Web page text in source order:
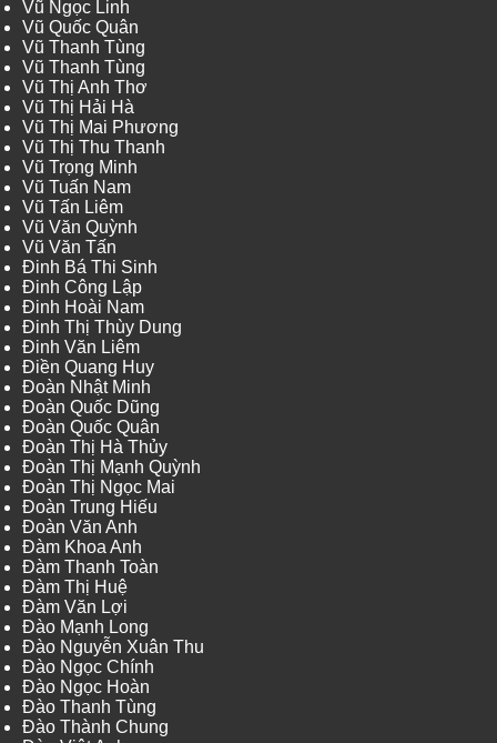
Vũ Ngọc Linh
Vũ Quốc Quân
Vũ Thanh Tùng
Vũ Thanh Tùng
Vũ Thị Anh Thơ
Vũ Thị Hải Hà
Vũ Thị Mai Phương
Vũ Thị Thu Thanh
Vũ Trọng Minh
Vũ Tuấn Nam
Vũ Tấn Liêm
Vũ Văn Quỳnh
Vũ Văn Tấn
Đinh Bá Thi Sinh
Đinh Công Lập
Đinh Hoài Nam
Đinh Thị Thùy Dung
Đinh Văn Liêm
Điền Quang Huy
Đoàn Nhật Minh
Đoàn Quốc Dũng
Đoàn Quốc Quân
Đoàn Thị Hà Thủy
Đoàn Thị Mạnh Quỳnh
Đoàn Thị Ngọc Mai
Đoàn Trung Hiếu
Đoàn Văn Anh
Đàm Khoa Anh
Đàm Thanh Toàn
Đàm Thị Huệ
Đàm Văn Lợi
Đào Mạnh Long
Đào Nguyễn Xuân Thu
Đào Ngọc Chính
Đào Ngọc Hoàn
Đào Thanh Tùng
Đào Thành Chung